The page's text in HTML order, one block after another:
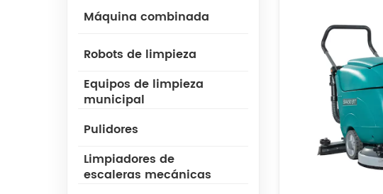
Máquina combinada
Robots de limpieza
Equipos de limpieza
municipal
Pulidores
Limpiadores de
escaleras mecánicas